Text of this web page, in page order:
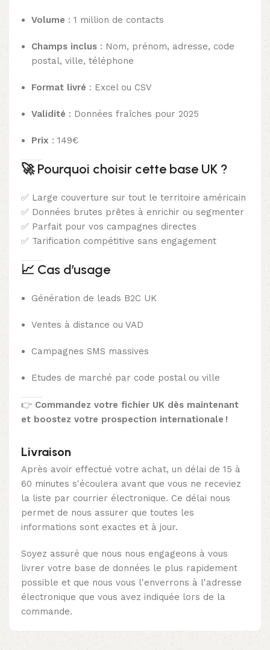
Volume : 1 million de contacts
Champs inclus : Nom, prénom, adresse, code
postal, ville, téléphone
Format livré : Excel ou CSV
Validité : Données fraîches pour 2025
Prix : 149€
🚀Pourquoi choisir cette base UK ?
✅ Large couverture sur tout le territoire américain
✅ Données brutes prêtes à enrichir ou segmenter
✅ Parfait pour vos campagnes directes
✅ Tarification compétitive sans engagement
📈 Cas d’usage
Génération de leads B2C UK
Ventes à distance ou VAD
Campagnes SMS massives
Etudes de marché par code postal ou ville
👉 Commandez votre fichier UK dès maintenant
et boostez votre prospection internationale !
Livraison
Après avoir effectué votre achat, un délai de 15 à
60 minutes s'écoulera avant que vous ne receviez
la liste par courrier électronique. Ce délai nous
permet de nous assurer que toutes les
informations sont exactes et à jour.
Soyez assuré que nous nous engageons à vous
livrer votre base de données le plus rapidement
possible et que nous vous l'enverrons à l'adresse
électronique que vous avez indiquée lors de la
commande.